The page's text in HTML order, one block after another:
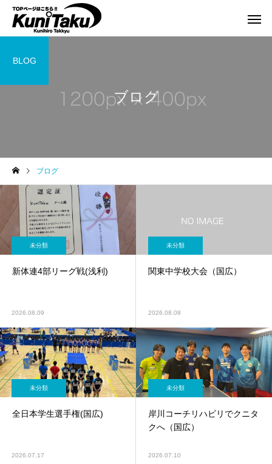
ブログ
BLOG
ブログ
未分類
新体連4部リーグ戦(浅利)
2026.08.09
未分類
関東中学校大会（国広）
2026.08.08
未分類
全日本学生選手権(国広)
2026.07.17
未分類
岸川コーチリハビリでクニタ
クへ（国広）
2026.07.10